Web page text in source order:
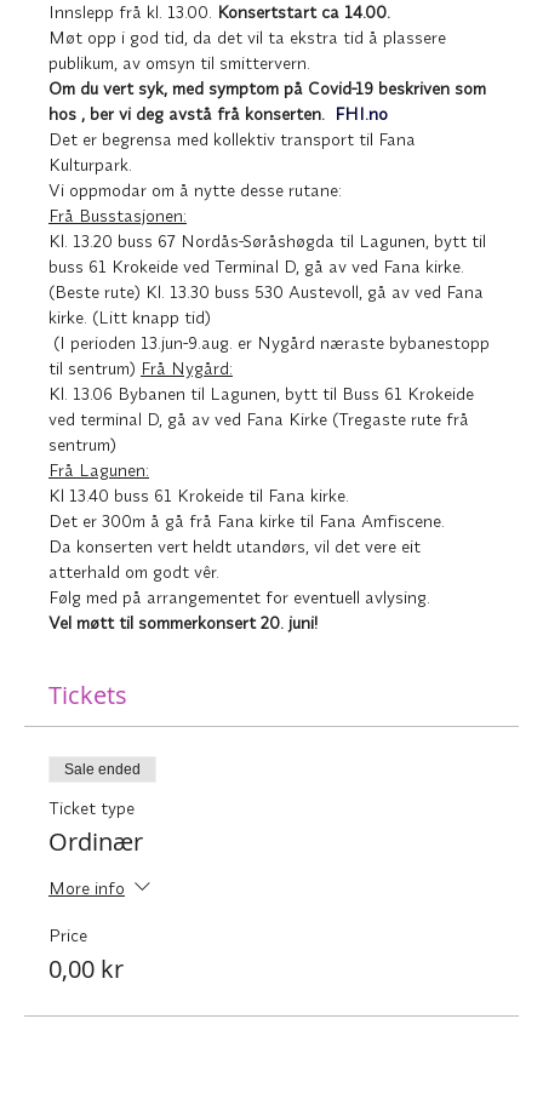
Innslepp frå kl. 13.00. Konsertstart ca 14.00.
Møt opp i god tid, da det vil ta ekstra tid å plassere
publikum, av omsyn til smittervern.
Om du vert syk, med symptom på Covid-19 beskriven som
hos , ber vi deg avstå frå konserten. FHI.no
Det er begrensa med kollektiv transport til Fana
Kulturpark.
Vi oppmodar om å nytte desse rutane:
Frå Busstasjonen:
Kl. 13.20 buss 67 Nordås-Søråshøgda til Lagunen, bytt til
buss 61 Krokeide ved Terminal D, gå av ved Fana kirke.
(Beste rute) Kl. 13.30 buss 530 Austevoll, gå av ved Fana
kirke. (Litt knapp tid)
til sentrum) Frå Nygård:
Kl. 13.06 Bybanen til Lagunen, bytt til Buss 61 Krokeide
ved terminal D, gå av ved Fana Kirke (Tregaste rute frå
sentrum)
Frå Lagunen:
Kl 13.40 buss 61 Krokeide til Fana kirke.
Det er 300m å gå frå Fana kirke til Fana Amfiscene.
Da konserten vert heldt utandørs, vil det vere eit
atterhald om godt vêr.
Følg med på arrangementet for eventuell avlysing.
Vel møtt til sommerkonsert 20. juni!
Tickets
Sale ended
Ticket type
Ordinær
More info
Price
0,00 kr